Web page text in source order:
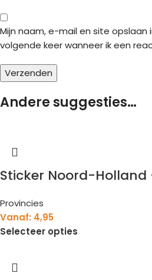
Mijn naam, e-mail en site opslaan
volgende keer wanneer ik een
Andere suggesties…
Sticker Noord-Holland
Provincies
Vanaf: 4,95
Selecteer opties